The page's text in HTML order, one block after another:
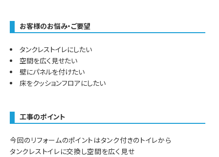
お客様のお悩み・ご要望
タンクレストイレにしたい
空間を広く見せたい
壁にパネルを付けたい
床をクッションフロアにしたい
工事のポイント
今回のリフォームのポイントはタンク付きのトイレから
タンクレストイレに交換し空間を広く見せ